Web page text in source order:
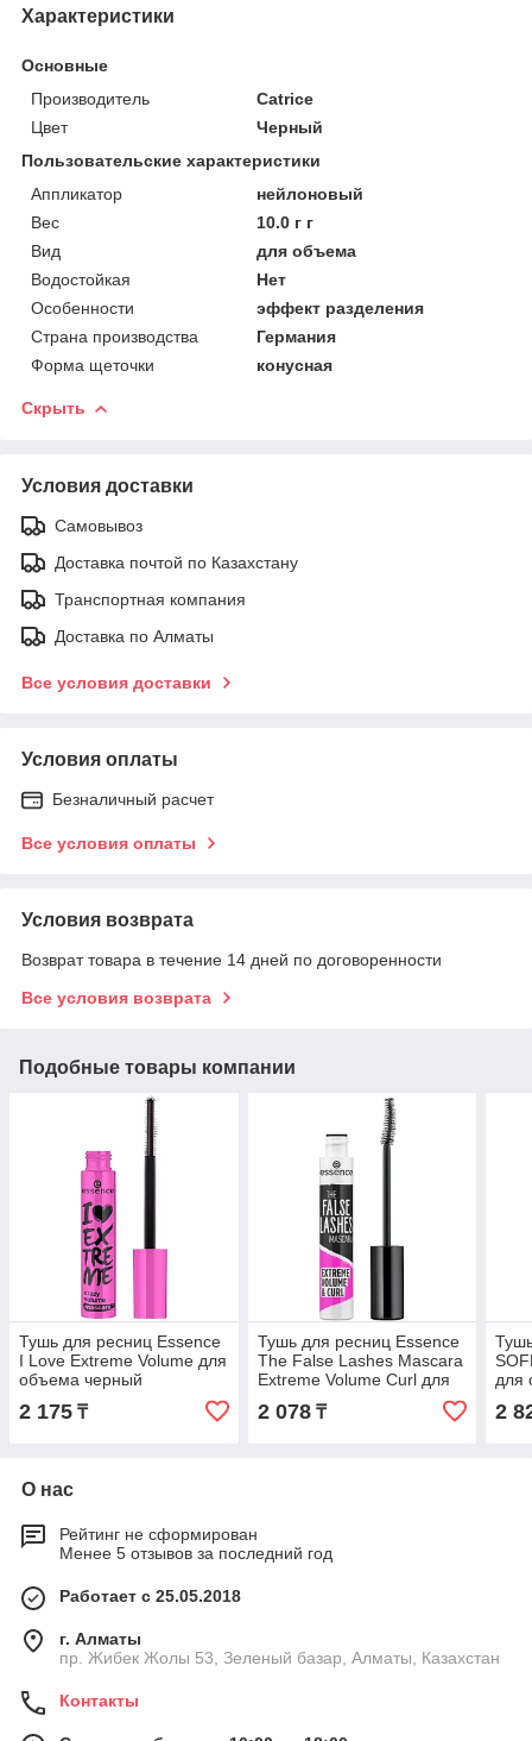
Характеристики
Основные
Производитель
Catrice
Цвет
Черный
Пользовательские характеристики
Аппликатор
нейлоновый
Вес
10.0 г г
Вид
для объема
Водостойкая
Нет
Особенности
эффект разделения
Страна производства
Германия
Форма щеточки
конусная
Скрыть
Условия доставки
Самовывоз
Доставка почтой по Казахстану
Транспортная компания
Доставка по Алматы
Все условия доставки
Условия оплаты
Безналичный расчет
Все условия оплаты
Условия возврата
Возврат товара в течение 14 дней по договоренности
Все условия возврата
Подобные товары компании
Тушь для ресниц Essence
I Love Extreme Volume для
объема черный
2 175 ₸
Тушь для ресниц Essence
The False Lashes Mascara
Extreme Volume Curl для
объема, подкручивающая
черный
2 078₸
для
2
О нас
Рейтинг не сформирован
Менее 5 отзывов за последний год
Работает с 25.05.2018
г. Алматы
пр. Жибек Жолы 53, Зеленый базар, Алматы, Казахстан
Контакты